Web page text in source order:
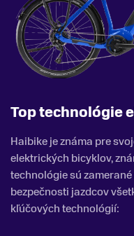
Top technológie
Haibike je známa pre
elektrických bicyklov,
technológie sú
bezpečnosti jazdcov
kľúčových technológií: